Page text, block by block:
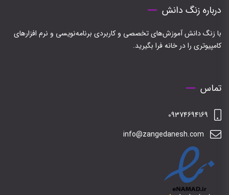
درباره زنگ دانش
با زنگ دانش آموزش‌های تخصصی و کاربردی برنامه‌نویسی و نرم افزارهای
کامپیوتری را در خانه فرا بگیرید.
تماس
09374694169
info@zangedanesh.com